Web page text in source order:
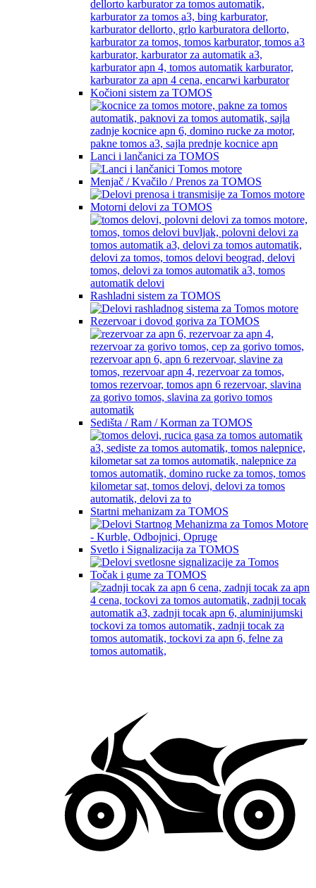
Kočioni sistem za TOMOS
Lanci i lančanici za TOMOS
Menjač / Kvačilo / Prenos za TOMOS
Motorni delovi za TOMOS
Rashladni sistem za TOMOS
Rezervoar i dovod goriva za TOMOS
Sedišta / Ram / Korman za TOMOS
Startni mehanizam za TOMOS
Svetlo i Signalizacija za TOMOS
Točak i gume za TOMOS